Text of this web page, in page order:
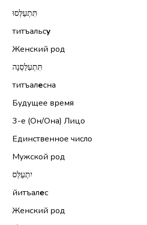
תִּתְעַלְּסוּ
титъальсу
Женский род
תִּתְעַלֵּסְנָה
титъалесна
Будущее время
3-е (Он/Она) Лицо
Единственное число
Мужской род
יִתְעַלֵּס
йитъалес
Женский род